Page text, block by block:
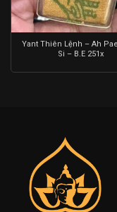
Yant Thiên Lệnh – Ah
Si – B.E 251x